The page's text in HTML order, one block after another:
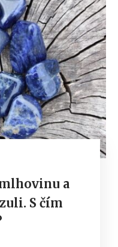
a
S čím